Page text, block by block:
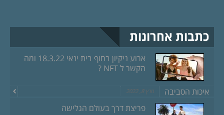
כתבות אחרונות
ארוע ניקיון בחוף בית ינאי 18.3.22 ומה
הקשר ל NFT ?
איכות הסביבה מרץ 8, 2022
פריצת דרך בעולם הגלישה